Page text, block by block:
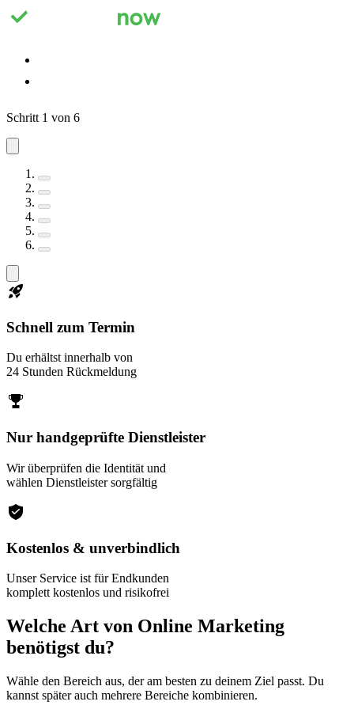
Schritt 1 von 6
Schnell zum Termin
Du erhältst innerhalb von
24 Stunden Rückmeldung
Nur handgeprüfte Dienstleister
Wir überprüfen die Identität und
wählen Dienstleister sorgfältig
Kostenlos & unverbindlich
Unser Service ist für Endkunden
komplett kostenlos und risikofrei
Welche Art von Online Marketing
benötigst du?
Wähle den Bereich aus, der am besten zu deinem Ziel passt. Du
kannst später auch mehrere Bereiche kombinieren.